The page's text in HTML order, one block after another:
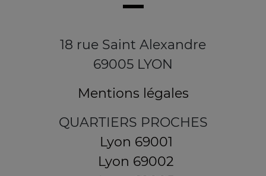
18 rue Saint Alexandre
69005 LYON
Mentions légales
QUARTIERS PROCHES
Lyon 69001
Lyon 69002